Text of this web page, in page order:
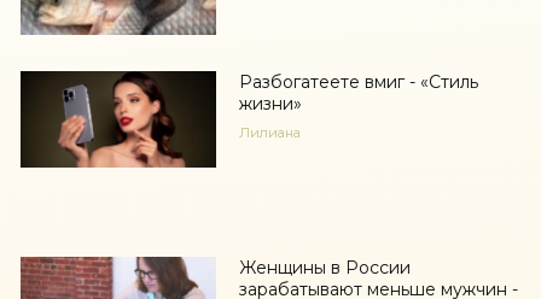
Разбогатеете вмиг - «Стиль
жизни»
Лилиана
Женщины в России
зарабатывают меньше мужчин -